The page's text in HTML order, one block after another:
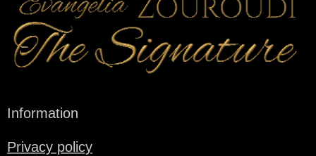
Information
Privacy policy